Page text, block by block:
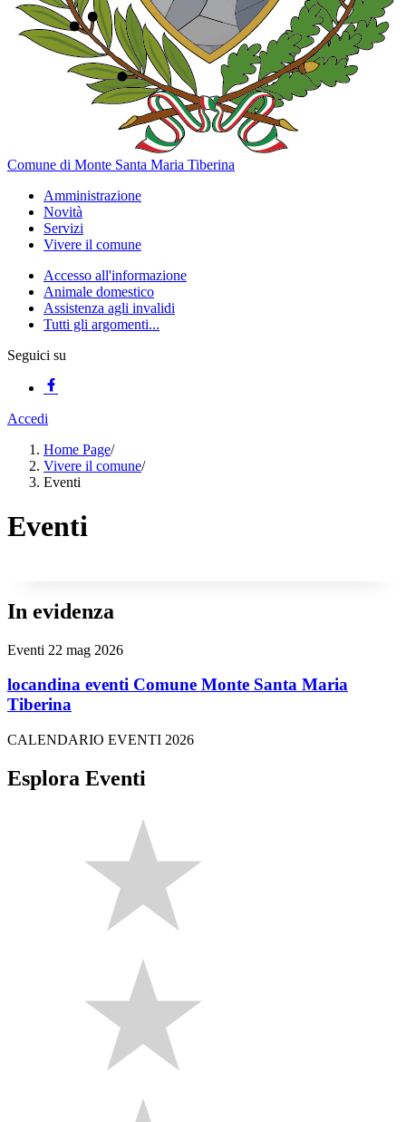
Comune di Monte Santa Maria Tiberina
Amministrazione
Novità
Servizi
Vivere il comune
Accesso all'informazione
Animale domestico
Assistenza agli invalidi
Tutti gli argomenti...
Seguici su
Accedi
Home Page/
Vivere il comune/
Eventi
Eventi
In evidenza
Eventi 22 mag 2026
locandina eventi Comune Monte Santa Maria
Tiberina
CALENDARIO EVENTI 2026
Esplora Eventi